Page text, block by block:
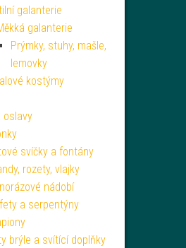
galanterie
galanterie
Prýmky, stuhy, mašle,
lemovky
kostýmy
oslavy
svíčky a fontány
rozety, vlajky
nádobí
a serpentýny
brýle a svítící doplňky